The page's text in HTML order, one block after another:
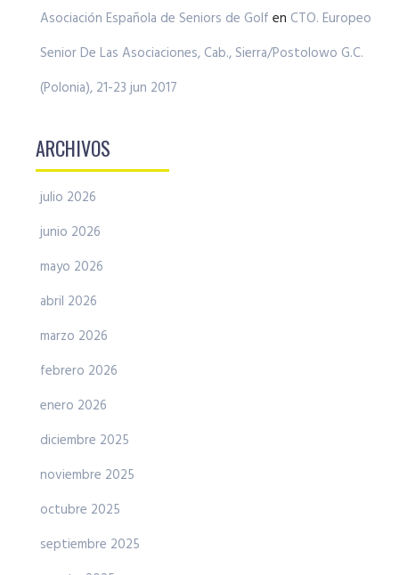
Asociación Española de Seniors de Golf en CTO. Europeo
Senior De Las Asociaciones, Cab., Sierra/Postolowo G.C.
(Polonia), 21-23 jun 2017
ARCHIVOS
julio 2026
junio 2026
mayo 2026
abril 2026
marzo 2026
febrero 2026
enero 2026
diciembre 2025
noviembre 2025
octubre 2025
septiembre 2025